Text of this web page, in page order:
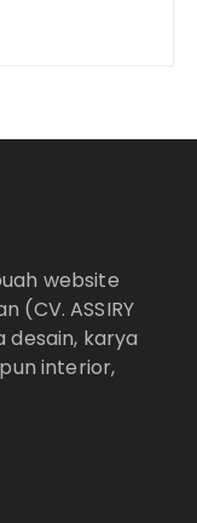
website
(CV. ASSIRY
desain, karya
interior,